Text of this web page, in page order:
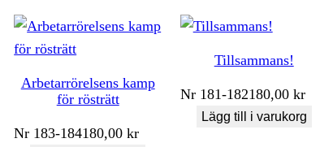
Arbetarrörelsens kamp
för rösträtt
Nr 183-184180,00kr
Tillsammans!
Nr 181-182180,00 kr
Lägg till i varukorg